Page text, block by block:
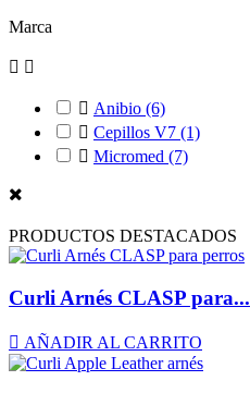
Marca
 
 Anibio (6)
 Cepillos V7 (1)
 Micromed (7)
PRODUCTOS DESTACADOS
Curli Arnés CLASP para...
 AÑADIR AL CARRITO